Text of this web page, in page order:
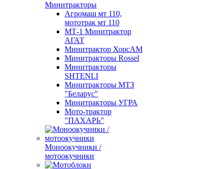
Минитракторы
Агромаш мт 110,
мототрак мт 110
МТ-1 Минитрактор
АГАТ
Минитрактор ХорсАМ
Минитракторы Rossel
Минитракторы
SHTENLI
Минитракторы МТЗ
"Беларус"
Минитракторы УГРА
Мото-трактор
"ПАХАРЬ"
Моноокучники /
мотоокучники